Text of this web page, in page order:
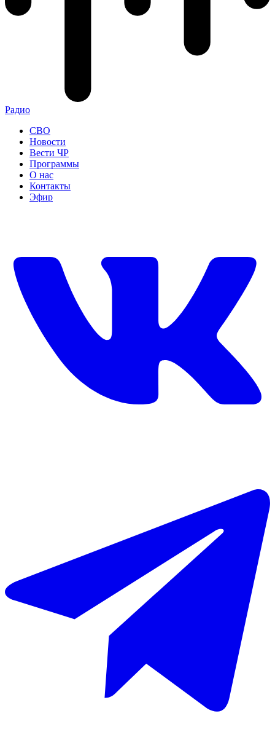
Радио
СВО
Новости
Вести ЧР
Программы
О нас
Контакты
Эфир